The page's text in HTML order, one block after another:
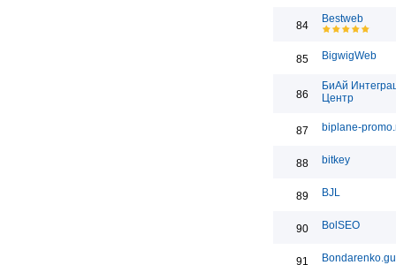
84
Bestweb
85 BigwigWeb
86
БиАй
Центр
87 biplane-
88 bitkey
89 BJL
90 BolSEO
91